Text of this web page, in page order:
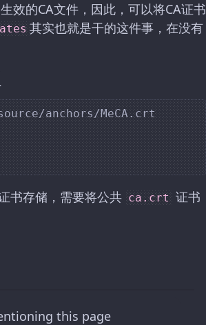
效的CA文件，因此，可以将CA证书
其实也就是干的这件事，在没有
anchors/MeCA.crt
书存储，需要将公共 ca.crt 证书
this page